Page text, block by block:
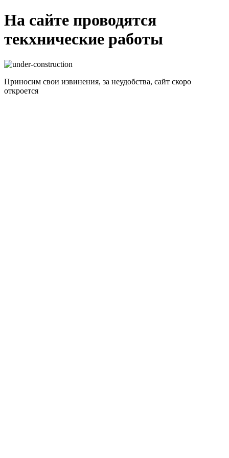
На сайте проводятся
текхнические работы
Приносим свои извинения, за неудобства, сайт скоро
откроется